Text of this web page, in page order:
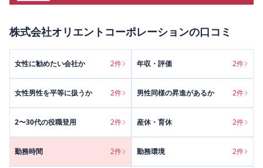
株式会社オリエントコーポレーションの口コミ
女性に勧めたい会社か 2件 年収・評価 2件
女性男性を平等に扱うか 2件 男性同様の昇進があるか 2件
2〜30代の役職登用 2件 産休・育休 2件
勤務時間 2件 勤務環境 2件